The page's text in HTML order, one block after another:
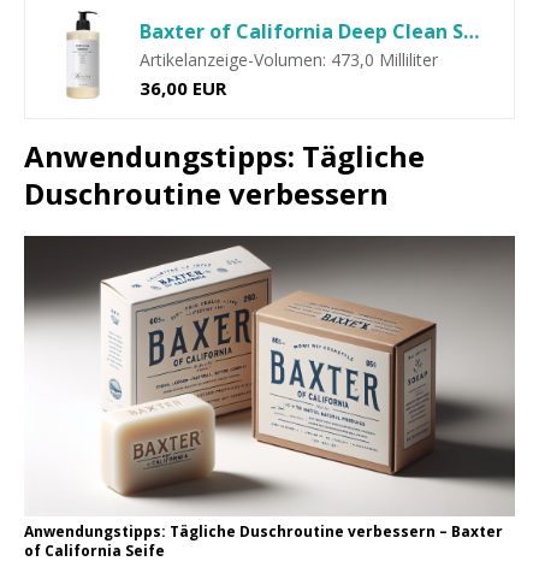
Baxter of California Deep Clean Shampoo – entgiftende und...
Artikelanzeige-Volumen: 473,0 Milliliter
36,00 EUR
Anwendungstipps: Tägliche
Duschroutine verbessern
Anwendungstipps: Tägliche Duschroutine verbessern – Baxter
of California Seife